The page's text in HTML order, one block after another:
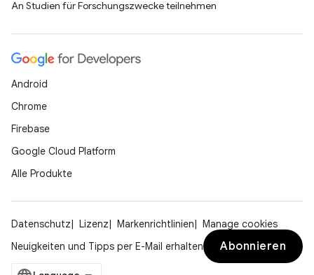
An Studien für Forschungszwecke teilnehmen
Android
Chrome
Firebase
Google Cloud Platform
Alle Produkte
Datenschutz Lizenz Markenrichtlinien
Manage cookies
Neuigkeiten und Tipps per E-Mail erhalten
Abonnieren